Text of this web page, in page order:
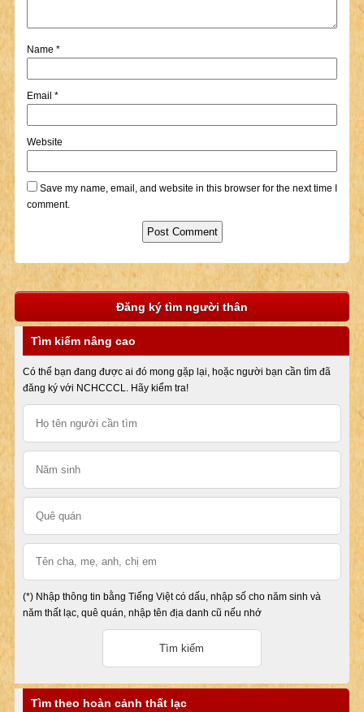
Name *
Email *
Website
Save my name, email, and website in this browser for the next time I
comment.
Đăng ký tìm người thân
Tìm kiếm nâng cao
Có thể bạn đang được ai đó mong gặp lại, hoặc người bạn cần tìm đã
đăng ký với NCHCCCL. Hãy kiểm tra!
(*) Nhập thông tin bằng Tiếng Việt có dấu, nhập số cho năm sinh và
năm thất lạc, quê quán, nhập tên địa danh cũ nếu nhớ
Tìm theo hoàn cảnh thất lạc